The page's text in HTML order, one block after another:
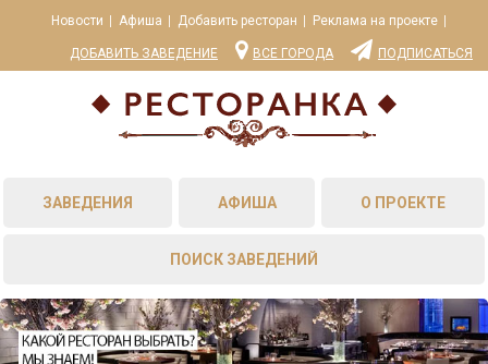
Новости Афиша Добавить ресторан Реклама на проекте
ДОБАВИТЬ ЗАВЕДЕНИЕ ВСЕ ГОРОДА ПОДПИСАТЬСЯ
ЗАВЕДЕНИЯ АФИША О ПРОЕКТЕ
ПОИСК ЗАВЕДЕНИЙ